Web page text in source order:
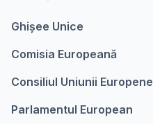
Ghișee Unice
Comisia Europeanǎ
Consiliul Uniunii Europene
Parlamentul European